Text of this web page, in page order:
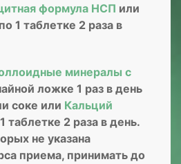
формула НСП или
по 1 таблетке 2 раза в
минералы с
ложке 1 раз в день
соке или Кальций
таблетке 2 раза в день.
не указана
приема, принимать до